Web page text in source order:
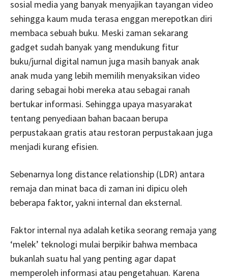
sosial media yang banyak menyajikan tayangan video
sehingga kaum muda terasa enggan merepotkan diri
membaca sebuah buku. Meski zaman sekarang
gadget sudah banyak yang mendukung fitur
buku/jurnal digital namun juga masih banyak anak
anak muda yang lebih memilih menyaksikan video
daring sebagai hobi mereka atau sebagai ranah
bertukar informasi. Sehingga upaya masyarakat
tentang penyediaan bahan bacaan berupa
perpustakaan gratis atau restoran perpustakaan juga
menjadi kurang efisien.
Sebenarnya long distance relationship (LDR) antara
remaja dan minat baca di zaman ini dipicu oleh
beberapa faktor, yakni internal dan eksternal.
Faktor internal nya adalah ketika seorang remaja yang
‘melek’ teknologi mulai berpikir bahwa membaca
bukanlah suatu hal yang penting agar dapat
memperoleh informasi atau pengetahuan. Karena